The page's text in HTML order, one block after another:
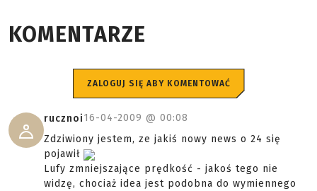
KOMENTARZE
ZALOGUJ SIĘ ABY KOMENTOWAĆ
rucznoi16-04-2009 @ 00:08
Zdziwiony jestem, ze jakiś nowy news o 24 się
pojawił
Lufy zmniejszające prędkość - jakoś tego nie
widzę, chociaż idea jest podobna do wymiennego